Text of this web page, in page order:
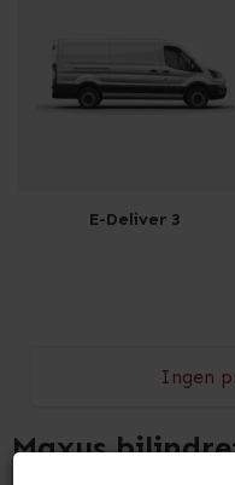
E-Deliver 3
Ingen
Maxus